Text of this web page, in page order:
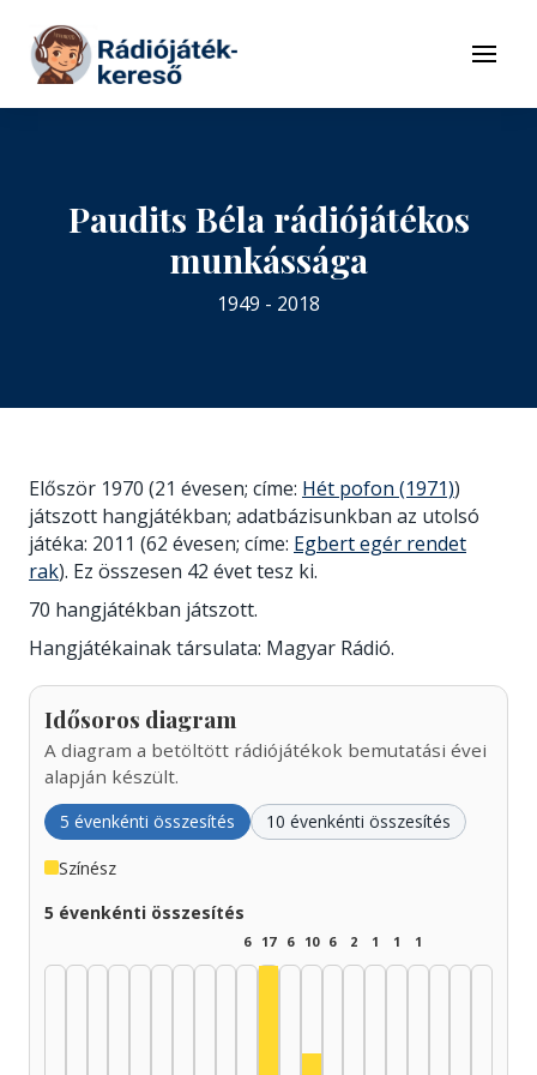
Tovább a tartalomhoz
Menü
Paudits Béla rádiójátékos
munkássága
1949 - 2018
Először 1970 (21 évesen; címe: Hét pofon (1971))
játszott hangjátékban; adatbázisunkban az utolsó
játéka: 2011 (62 évesen; címe: Egbert egér rendet
rak). Ez összesen 42 évet tesz ki.
70 hangjátékban játszott.
Hangjátékainak társulata: Magyar Rádió.
Idősoros diagram
A diagram a betöltött rádiójátékok bemutatási évei
alapján készült.
5 évenkénti összesítés 10 évenkénti összesítés
Színész
5 évenkénti összesítés
6 17 6 10 6 2 1 1 1